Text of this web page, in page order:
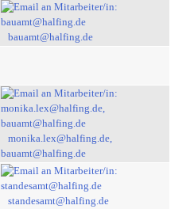
bauamt@halfing.de
monika.lex@halfing.de,
bauamt@halfing.de
standesamt@halfing.de